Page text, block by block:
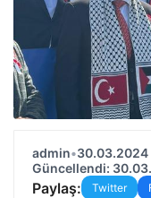
admin•30.03.2024
Güncellendi:
Paylaş: Twitter